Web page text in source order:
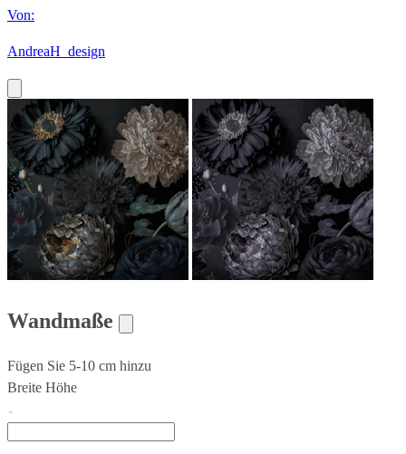
Von:
AndreaH_design
Wandmaße
Fügen Sie 5-10 cm hinzu
Breite Höhe